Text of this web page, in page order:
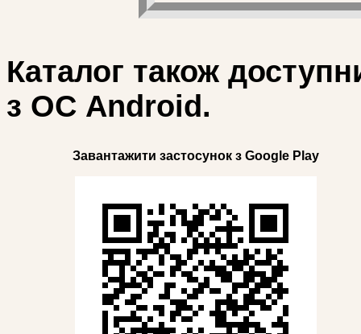
Каталог також
з ОС Android.
Завантажити застосунок з Google Play